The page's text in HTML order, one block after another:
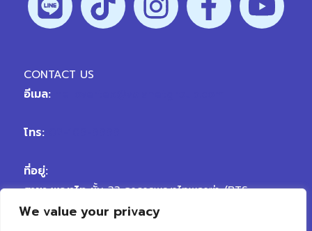
We value your privacy
CONTACT US
อีเมล:
โทร:
ที่อยู่:
สาขา พญาไทชั้น 33 อาคารพญาไทพลาซ่า (BTS
พญาไท) ถนนพญาไท เขตราชเทวี กรุงเทพมหานคร